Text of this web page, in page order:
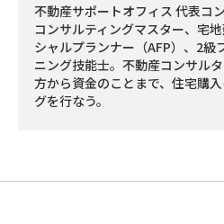
不動産サポートオフィス 代表コ
コンサルティングマスター、宅
シャルプランナー（AFP）、2級
ニング技能士。不動産コンサル
方から資金のことまで、住宅購
グを行なう。